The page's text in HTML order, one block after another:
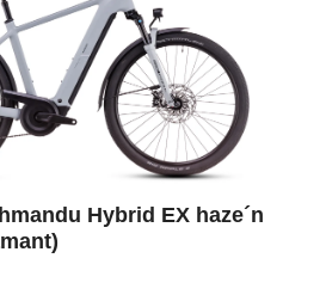
Hybrid EX haze´n